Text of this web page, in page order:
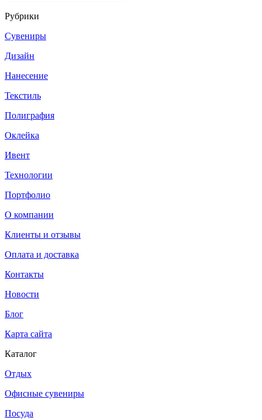
Рубрики
Сувениры
Дизайн
Нанесение
Текстиль
Полиграфия
Оклейка
Ивент
Технологии
Портфолио
О компании
Клиенты и отзывы
Оплата и доставка
Контакты
Новости
Блог
Карта сайта
Каталог
Отдых
Офисные сувениры
Посуда